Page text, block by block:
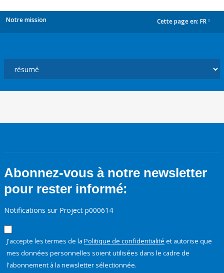
Notre mission Cette page en: FR
Abonnez-vous à notre newsletter
pour rester informé:
Notifications sur Project p000614
J'accepte les termes de la Politique de confidentialité et autorise que
mes données personnelles soient utilisées dans le cadre de
l'abonnement à la newsletter sélectionnée.